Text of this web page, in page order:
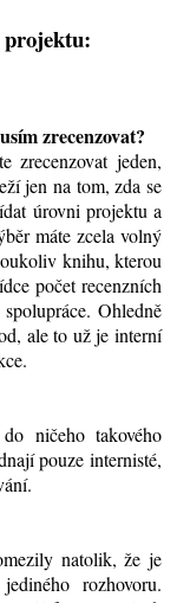
projektu:
zrecenzovat?
zrecenzovat jeden,
jen na tom, zda se
úrovni projektu a
máte zcela volný
knihu, kterou
počet recenzních
Ohledně
ale to už je interní
ničeho takového
pouze internisté,
natolik, že je
rozhovoru.